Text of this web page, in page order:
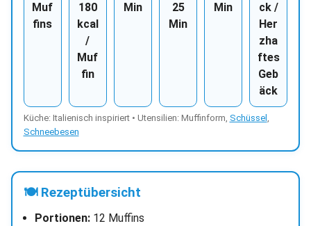
Muf
fins
180
kcal
/
Muf
fin
Min
25
Min
Min
ck /
Her
zha
ftes
Geb
äck
Küche: Italienisch inspiriert • Utensilien: Muffinform, Schüssel ,
Schneebesen
🍽 Rezeptübersicht
Portionen:12 Muffins